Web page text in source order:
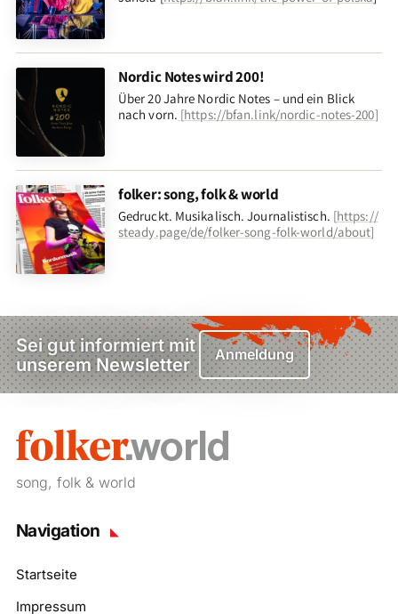
Nordic Notes wird 200!
Über 20 Jahre Nordic Notes – und ein Blick
nach vorn. [https://bfan.link/nordic-notes-200]
folker: song, folk & world
Gedruckt. Musikalisch. Journalistisch. [https://
steady.page/de/folker-song-folk-world/about]
Sei gut informiert mit
unserem Newsletter
Anmeldung
song, folk & world
Navigation
Startseite
Impressum